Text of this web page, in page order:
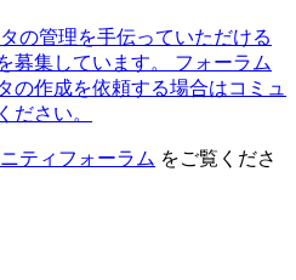
の管理を手伝っていただける
募集しています。
フォーラム
の作成を依頼する場合はコミュ
ださい。
ティフォーラム をご覧くださ